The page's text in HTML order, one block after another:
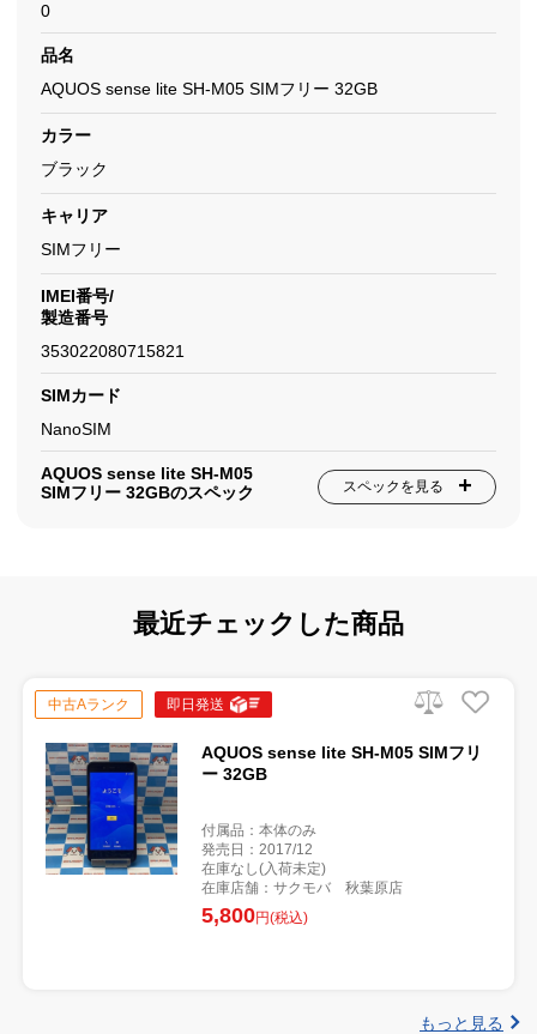
0
品名
AQUOS sense lite SH-M05 SIMフリー 32GB
カラー
ブラック
キャリア
SIMフリー
IMEI番号/
製造番号
353022080715821
SIMカード
NanoSIM
AQUOS sense lite SH-M05
SIMフリー 32GBのスペック
スペックを見る
最近チェックした商品
中古Aランク 即日発送
AQUOS sense lite SH-M05 SIMフリ
ー 32GB
付属品：本体のみ
発売日：2017/12
在庫なし(入荷未定)
在庫店舗：サクモバ 秋葉原店
5,800円(税込)
もっと見る